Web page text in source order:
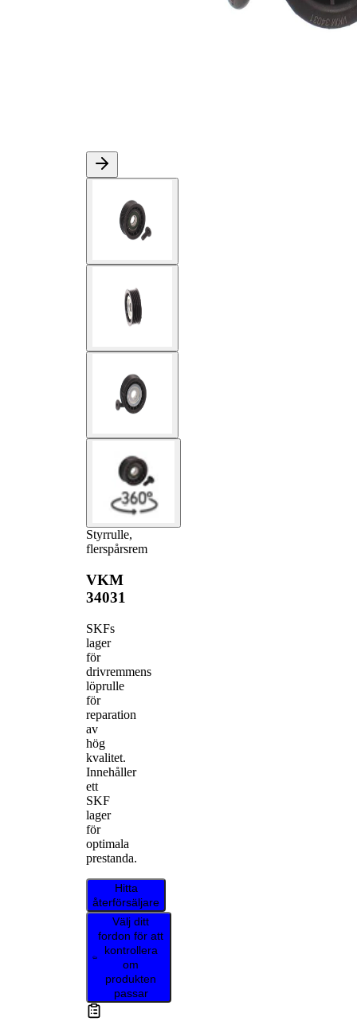
Styrrulle,
flerspårsrem
VKM
34031
SKFs
lager
för
drivremmens
löprulle
för
reparation
av
hög
kvalitet.
Innehåller
ett
SKF
lager
för
optimala
prestanda.
Hitta
återförsäljare
Välj ditt
fordon för att
kontrollera
om
produkten
passar